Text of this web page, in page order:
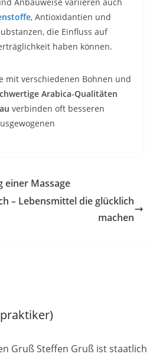
, Antioxidantien und
die Einfluss auf
haben können.
mit verschiedenen Bohnen und
Arabica‑Qualitäten
verbinden oft besseren
einer Massage
– Lebensmittel die glücklich
machen
Gruß Steffen Gruß ist staatlich